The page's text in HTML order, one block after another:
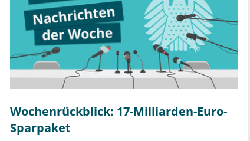
Wochenrückblick: 17-Milliarden-Euro-
Sparpaket